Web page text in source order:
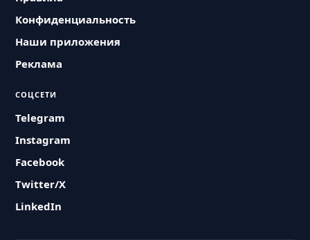
Конфиденциальность
Наши приложения
Реклама
СОЦСЕТИ
Telegram
Instagram
Facebook
Twitter/X
LinkedIn